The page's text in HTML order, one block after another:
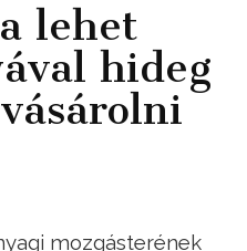
lehet
hideg
mozgásterének